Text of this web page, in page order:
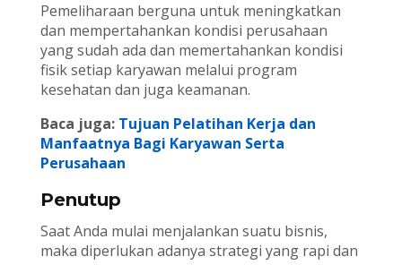
Pemeliharaan berguna untuk meningkatkan
dan mempertahankan kondisi perusahaan
yang sudah ada dan memertahankan kondisi
fisik setiap karyawan melalui program
kesehatan dan juga keamanan.
Baca juga: Tujuan Pelatihan Kerja dan
Manfaatnya Bagi Karyawan Serta
Perusahaan
Penutup
Saat Anda mulai menjalankan suatu bisnis,
maka diperlukan adanya strategi yang rapi dan